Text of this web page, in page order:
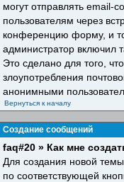
могут отправлять email-
пользователям через
конференцию форму, и
администратор включил
Это сделано для того,
злоупотребления
анонимными
Вернуться к началу
Создание сообщений
faq#20 » Как мне
Для создания новой
по соответствующей